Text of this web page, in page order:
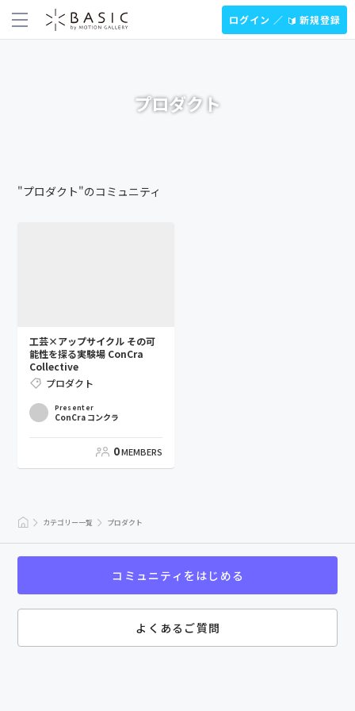
ログイン ／ 新規登録
プロダクト
"プロダクト"のコミュニティ
工芸×アップサイクル その可
能性を探る実験場 ConCra
Collective
プロダクト
Presenter
ConCra コンクラ
0MEMBERS
カテゴリー一覧 プロダクト
コミュニティをはじめる
よくあるご質問